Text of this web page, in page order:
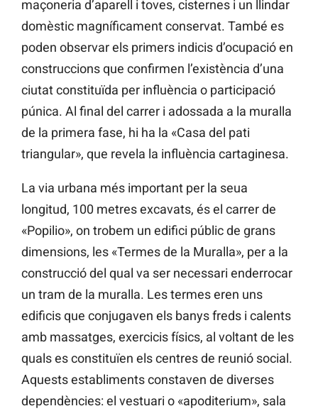
maçoneria d’aparell i toves, cisternes i un llindar
domèstic magníficament conservat. També es
poden observar els primers indicis d’ocupació en
construccions que confirmen l’existència d’una
ciutat constituïda per influència o participació
púnica. Al final del carrer i adossada a la muralla
de la primera fase, hi ha la «Casa del pati
triangular», que revela la influència cartaginesa.
La via urbana més important per la seua
longitud, 100 metres excavats, és el carrer de
«Popilio», on trobem un edifici públic de grans
dimensions, les «Termes de la Muralla», per a la
construcció del qual va ser necessari enderrocar
un tram de la muralla. Les termes eren uns
edificis que conjugaven els banys freds i calents
amb massatges, exercicis físics, al voltant de les
quals es constituïen els centres de reunió social.
Aquests establiments constaven de diverses
dependències: el vestuari o «apoditerium», sala